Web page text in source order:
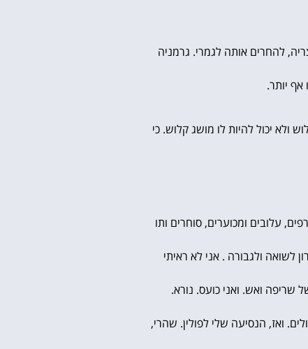
להחרים אותה לגמרי. גרמניה
יותר.
ולא יכול להיות לו מושג קלוש. כי
עלובים ומכוערים, סוחרים ותו
ולגבורה . אני לא ראיתי
שריפה ואש. ואני כועס. נורא.
ואז, הנסיעה שלי לפולין. שהרי,